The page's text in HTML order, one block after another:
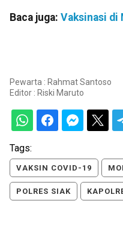
Baca juga: Vaksinasi di
Pewarta : Rahmat Santoso
Editor : Riski Maruto
Tags:
VAKSIN COVID-19
POLRES SIAK